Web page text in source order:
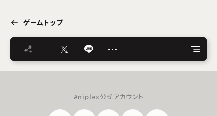
ゲームトップ
…
Aniplex公式アカウント